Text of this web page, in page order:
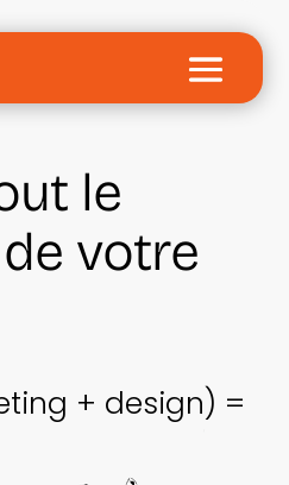
le
votre
+ design) =